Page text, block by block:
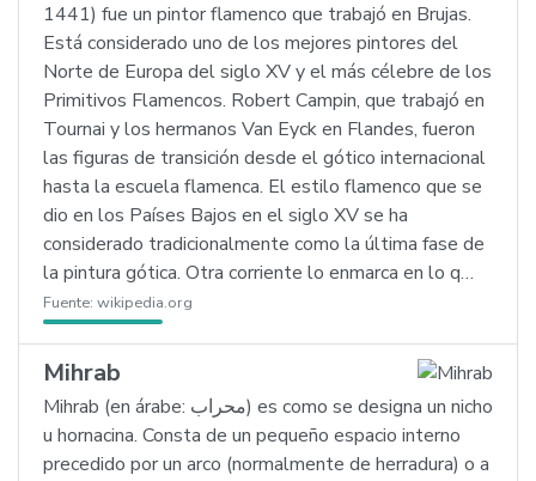
1441) fue un pintor flamenco que trabajó en Brujas.
Está considerado uno de los mejores pintores del
Norte de Europa del siglo XV y el más célebre de los
Primitivos Flamencos. Robert Campin, que trabajó en
Tournai y los hermanos Van Eyck en Flandes, fueron
las figuras de transición desde el gótico internacional
hasta la escuela flamenca. El estilo flamenco que se
dio en los Países Bajos en el siglo XV se ha
considerado tradicionalmente como la última fase de
la pintura gótica. Otra corriente lo enmarca en lo q…
Fuente: wikipedia.org
Mihrab
Mihrab (en árabe: محراب) es como se designa un nicho
u hornacina. Consta de un pequeño espacio interno
precedido por un arco (normalmente de herradura) o a